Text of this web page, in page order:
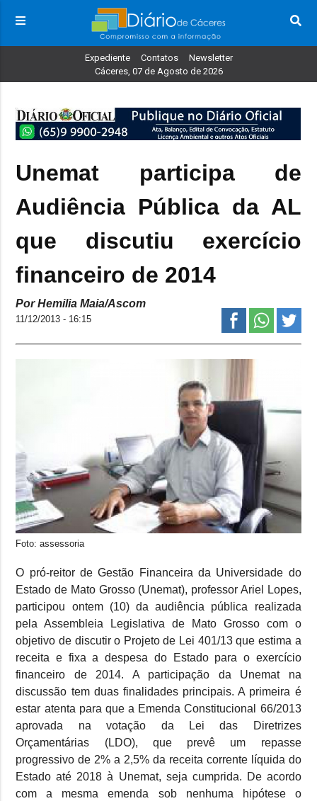
Expediente Contatos
Newsletter
Cáceres, 07 de Agosto de 2026
Unemat participa de
Audiência Pública da AL
que discutiu exercício
financeiro de 2014
Por Hemilia Maia/Ascom
11/12/2013 - 16:15
Foto: assessoria
O pró-reitor de Gestão Financeira da Universidade do
Estado de Mato Grosso (Unemat), professor Ariel Lopes,
participou ontem (10) da audiência pública realizada
pela Assembleia Legislativa de Mato Grosso com o
objetivo de discutir o Projeto de Lei 401/13 que estima a
receita e fixa a despesa do Estado para o exercício
financeiro de 2014. A participação da Unemat na
discussão tem duas finalidades principais. A primeira é
estar atenta para que a Emenda Constitucional 66/2013
aprovada na votação da Lei das Diretrizes
Orçamentárias (LDO), que prevê um repasse
progressivo de 2% a 2,5% da receita corrente líquida do
Estado até 2018 à Unemat, seja cumprida. De acordo
com a mesma emenda sob nenhuma hipótese o